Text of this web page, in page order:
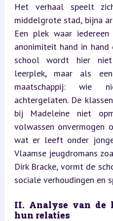
Het verhaal speelt
middelgrote stad, bijna
Een plek waar
anonimiteit hand in
school wordt hier
leerplek, maar als
maatschappij:
achtergelaten. De
bij Madeleine niet
volwassen
wat er leeft onder
Vlaamse jeugdromans
Dirk Bracke, vormt de
sociale verhoudingen en
II. Analyse van de
hun relaties